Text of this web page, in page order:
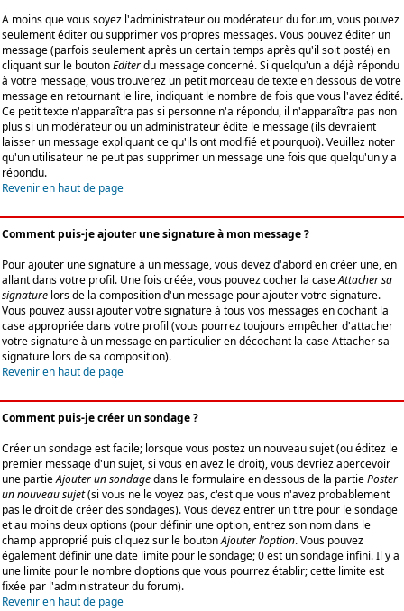
A moins que vous soyez l'administrateur ou modérateur du forum, vous pouvez
seulement éditer ou supprimer vos propres messages. Vous pouvez éditer un
message (parfois seulement après un certain temps après qu'il soit posté) en
cliquant sur le boutonEditerdu message concerné. Si quelqu'un a déjà répondu
à votre message, vous trouverez un petit morceau de texte en dessous de votre
message en retournant le lire, indiquant le nombre de fois que vous l'avez édité.
Ce petit texte n'apparaîtra pas si personne n'a répondu, il n'apparaîtra pas non
plus si un modérateur ou un administrateur édite le message (ils devraient
laisser un message expliquant ce qu'ils ont modifié et pourquoi). Veuillez noter
qu'un utilisateur ne peut pas supprimer un message une fois que quelqu'un y a
répondu.
Revenir en haut de page
Comment puis-je ajouter une signature à mon message ?
Pour ajouter une signature à un message, vous devez d'abord en créer une, en
allant dans votre profil. Une fois créée, vous pouvez cocher la caseAttacher sa
signature lors de la composition d'un message pour ajouter votre signature.
Vous pouvez aussi ajouter votre signature à tous vos messages en cochant la
case appropriée dans votre profil (vous pourrez toujours empêcher d'attacher
votre signature à un message en particulier en décochant la case Attacher sa
signature lors de sa composition).
Revenir en haut de page
Comment puis-je créer un sondage ?
Créer un sondage est facile; lorsque vous postez un nouveau sujet (ou éditez le
premier message d'un sujet, si vous en avez le droit), vous devriez apercevoir
une partieAjouter un sondagedans le formulaire en dessous de la partiePoster
un nouveau sujet(si vous ne le voyez pas, c'est que vous n'avez probablement
pas le droit de créer des sondages). Vous devez entrer un titre pour le sondage
et au moins deux options (pour définir une option, entrez son nom dans le
champ approprié puis cliquez sur le boutonAjouter l'option. Vous pouvez
également définir une date limite pour le sondage; 0 est un sondage infini. Il y a
une limite pour le nombre d'options que vous pourrez établir; cette limite est
fixée par l'administrateur du forum).
Revenir en haut de page